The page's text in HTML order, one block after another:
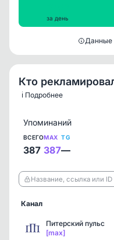
за день
Данные
Кто
ℹ️ Подробнее
Упоминаний
ВСЕГО
387
MAX
387
TG
—
Название, ссылка или ID
Канал
Питерский пульс
[max]